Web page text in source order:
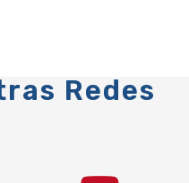
Redes